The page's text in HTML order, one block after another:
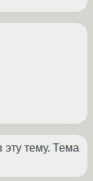
тему. Тема